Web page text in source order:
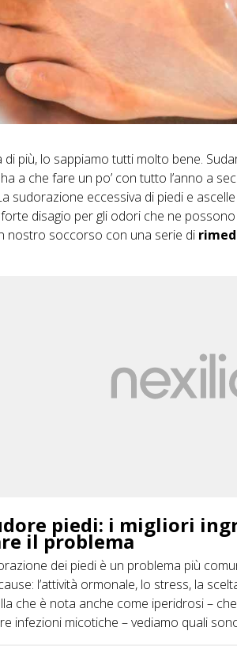
di più, lo sappiamo tutti molto bene.
a che fare un po’ con tutto l’anno a
sudorazione eccessiva di piedi e ascelle
disagio per gli odori che ne
nostro soccorso con una serie di
piedi: i migliori
il problema
dei piedi è un problema più
l’attività ormonale, lo stress, la
che è nota anche come iperidrosi –
infezioni micotiche – vediamo quali